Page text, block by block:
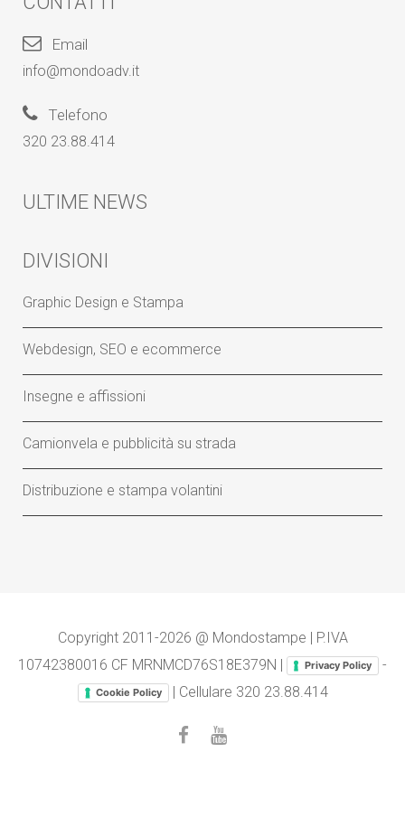
Email
info@mondoadv.it
Telefono
320 23.88.414
ULTIME NEWS
DIVISIONI
Graphic Design e Stampa
Webdesign, SEO e ecommerce
Insegne e affissioni
Camionvela e pubblicità su strada
Distribuzione e stampa volantini
Copyright 2011-2026 @ Mondostampe | P.IVA
10742380016 CF MRNMCD76S18E379N |
Privacy Policy -
Cookie Policy | Cellulare 320 23.88.414